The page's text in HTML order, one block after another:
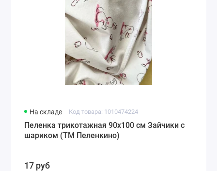
На складе Код товара: 1010474224
Пеленка трикотажная 90х100 см Зайчики с
шариком (ТМ Пеленкино)
17 руб